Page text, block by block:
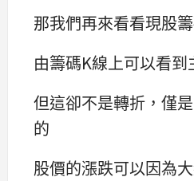
那我們再來看看現股
由籌碼K線上可以看
但這卻不是轉折，僅
的
股價的漲跌可以因為